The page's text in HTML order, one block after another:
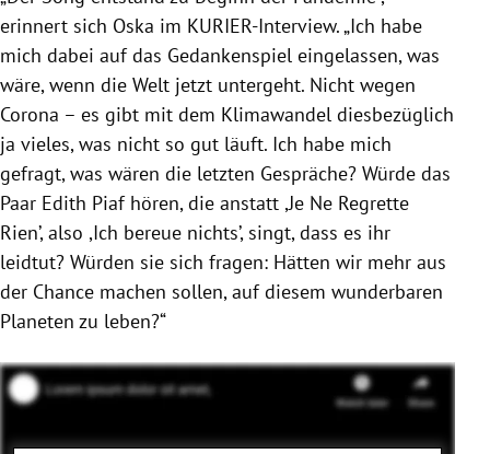
erinnert sich Oska im KURIER-Interview. „Ich habe
mich dabei auf das Gedankenspiel eingelassen, was
wäre, wenn die Welt jetzt untergeht. Nicht wegen
Corona – es gibt mit dem Klimawandel diesbezüglich
ja vieles, was nicht so gut läuft. Ich habe mich
gefragt, was wären die letzten Gespräche? Würde das
Paar Edith Piaf hören, die anstatt ,Je Ne Regrette
Rien’, also ,Ich bereue nichts’, singt, dass es ihr
leidtut? Würden sie sich fragen: Hätten wir mehr aus
der Chance machen sollen, auf diesem wunderbaren
Planeten zu leben?“